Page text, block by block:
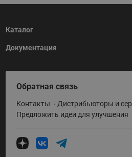
Каталог
Тепловая автоматика
Холодильная техника
Приводная техника
Промышленная автоматика
Теплообменное оборудование
Документация
HeatPlatform (Тепловая платформа)
Полезные программы и инструменты
Условия поставки
Обратная связь
Контакты
Дистрибьюторы и
Предложить идеи для улучшения